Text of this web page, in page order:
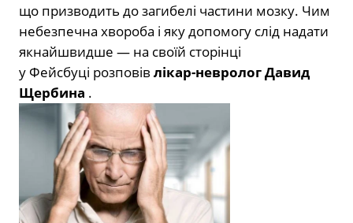
що призводить до загибелі частини мозку. Чим
небезпечна хвороба і яку допомогу слід надати
якнайшвидше — на своїй сторінці
у Фейсбуці розповів лікар-невролог Давид
Щербина .